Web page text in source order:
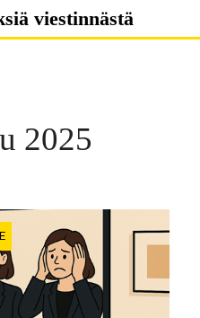
viestinnästä
2025